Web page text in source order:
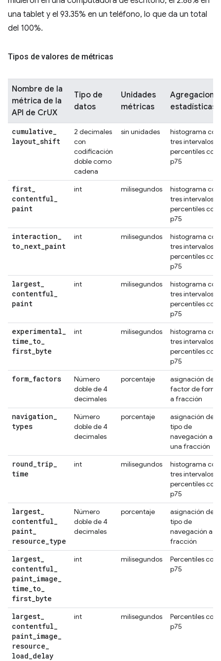
una tablet y el 93.35% en un teléfono, lo que da un total
del 100%.
Tipos de valores de métricas
Nombre de la
métrica de la
API de CrUX
Tipo de
datos
Unidades
métricas
estadísticas
cumulative_
layout_shift
2 decimales
con
codificación
doble como
cadena
sin unidades
histograma con
tres intervalos,
percentiles con
p75
first_
contentful_
paint
int milisegundos
histograma con
tres intervalos,
percentiles con
p75
interaction_
to_next_paint
int milisegundos
histograma con
tres intervalos,
percentiles con
p75
largest_
contentful_
paint
int milisegundos
histograma con
tres intervalos,
percentiles con
p75
experimental_
time_to_
first_byte
int milisegundos
histograma con
tres intervalos,
percentiles con
p75
form_factors
Número
doble de 4
decimales
porcentaje
asignación de
factor de forma
a fracción
navigation_
types
Número
doble de 4
decimales
porcentaje
asignación del
tipo de
navegación a
una fracción
round_trip_
time
int milisegundos
histograma con
tres intervalos,
percentiles con
p75
largest_
contentful_
paint_
resource_type
Número
doble de 4
decimales
porcentaje
asignación del
tipo de
navegación a la
fracción
largest_
contentful_
paint_image_
time_to_
first_byte
int milisegundos
Percentiles con
p75
largest_
contentful_
paint_image_
resource_
load_delay
int milisegundos
Percentiles con
p75